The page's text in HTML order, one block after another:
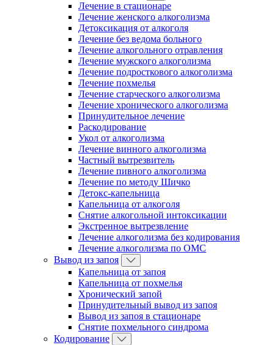
Лечение в стационаре
Лечение женского алкоголизма
Детоксикация от алкоголя
Лечение без ведома больного
Лечение алкогольного отравления
Лечение мужского алкоголизма
Лечение подросткового алкоголизма
Лечение похмелья
Лечение старческого алкоголизма
Лечение хронического алкоголизма
Принудительное лечение
Раскодирование
Укол от алкоголизма
Лечение винного алкоголизма
Частный вытрезвитель
Лечение пивного алкоголизма
Лечение по методу Шичко
Детокс-капельница
Капельница от алкоголя
Снятие алкогольной интоксикации
Экстренное вытрезвление
Лечение алкоголизма без кодирования
Лечение алкоголизма по ОМС
Вывод из запоя
Капельница от запоя
Капельница от похмелья
Хронический запой
Принудительный вывод из запоя
Вывод из запоя в стационаре
Снятие похмельного синдрома
Кодирование